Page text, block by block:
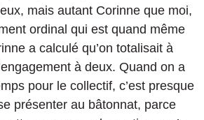
mais autant Corinne que moi,
ordinal qui est quand même
a calculé qu’on totalisait à
à deux. Quand on a
pour le collectif, c’est presque
présenter au bâtonnat, parce